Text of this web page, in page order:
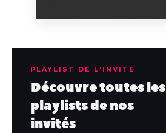
PLAYLIST DE L'INVITÉ
Découvre toutes les
playlists de nos
invités